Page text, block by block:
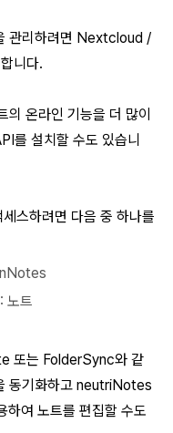
관리하려면 Nextcloud /
니다.
의 온라인 기능을 더 많이
를 설치할 수도 있습니
스하려면 다음 중 하나를
노트
또는 FolderSync와 같
동기화하고 neutriNotes
여 노트를 편집할 수도